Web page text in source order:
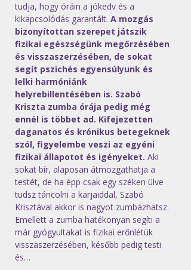
tudja, hogy óráin a jókedv és a
kikapcsolódás garantált. A mozgás
bizonyítottan szerepet játszik
fizikai egészségünk megőrzésében
és visszaszerzésében, de sokat
segít pszichés egyensúlyunk és
lelki harmóniánk
helyrebillentésében is. Szabó
Kriszta zumba órája pedig még
ennél is többet ad. Kifejezetten
daganatos és krónikus betegeknek
szól, figyelembe veszi az egyéni
fizikai állapotot és igényeket. Aki
sokat bír, alaposan átmozgathatja a
testét, de ha épp csak egy széken ülve
tudsz táncolni a karjaiddal, Szabó
Krisztával akkor is nagyot zumbázhatsz.
Emellett a zumba hatékonyan segíti a
már gyógyultakat is fizikai erőnlétük
visszaszerzésében, később pedig testi
és…